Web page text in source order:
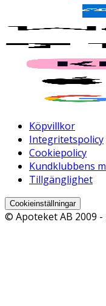
Köpvillkor
Integritetspolicy
Cookiepolicy
Kundklubbens
Tillgänglighet
Cookieinställningar
© Apoteket AB 2009 -